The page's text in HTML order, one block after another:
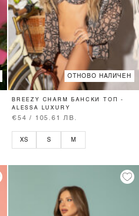
ОТНОВО НАЛИЧЕН
BREEZY CHARM БАНСКИ ТОП -
ALESSA LUXURY
€54 / 105.61 ЛВ.
XS S M